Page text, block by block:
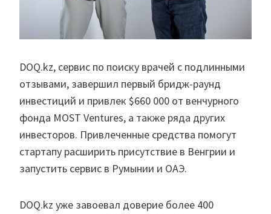
DOQ.kz, сервис по поиску врачей с подлинными
отзывами, завершил первый бридж-раунд
инвестиций и привлек $660 000 от венчурного
фонда MOST Ventures, а также ряда других
инвесторов. Привлеченные средства помогут
стартапу расширить присутствие в Венгрии и
запустить сервис в Румынии и ОАЭ.
DOQ.kz уже завоевал доверие более 400